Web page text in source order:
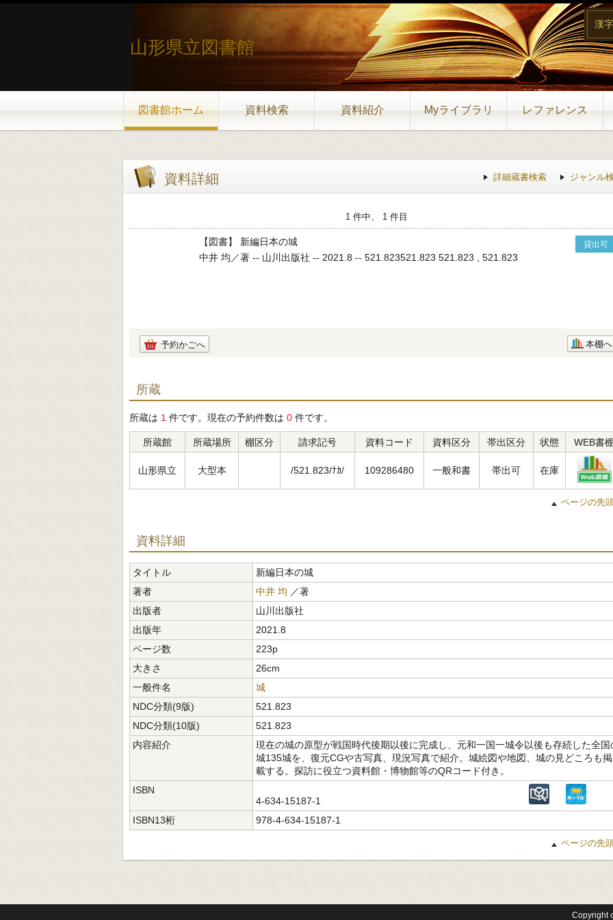
山形県立図書館
図書館ホーム 資料検索 資料紹介 Myライブラリ レファレンス
漢字
資料詳細 詳細蔵書検索 ジャンル
1 件中、 1 件目
【図書】 新編日本の城 貸出可
中井 均／著 -- 山川出版社 -- 2021.8 -- 521.823521.823 521.823 , 521.823
予約かごへ 本棚へ
所蔵
所蔵は 1 件です。現在の予約件数は 0 件です。
所蔵館 所蔵場所 棚区分 請求記号 資料コード 資料区分 帯出区分 状態 WEB書
山形県立 大型本 /521.823/ﾅｶ/ 109286480 一般和書 帯出可 在庫
ページの先
資料詳細
タイトル
新編日本の城
著者
中井 均 ／著
出版者
山川出版社
出版年
2021.8
ページ数
223p
大きさ
26cm
一般件名
城
NDC分類(9版)
521.823
NDC分類(10版)
521.823
内容紹介
現在の城の原型が戦国時代後期以後に完成し、元和一国一城令以後も存続した全国
城135城を、復元CGや古写真、現況写真で紹介。城絵図や地図、城の見どころも掲
載する。探訪に役立つ資料館・博物館等のQRコード付き。
ISBN
4-634-15187-1
ISBN13桁
978-4-634-15187-1
ページの先
Copyright